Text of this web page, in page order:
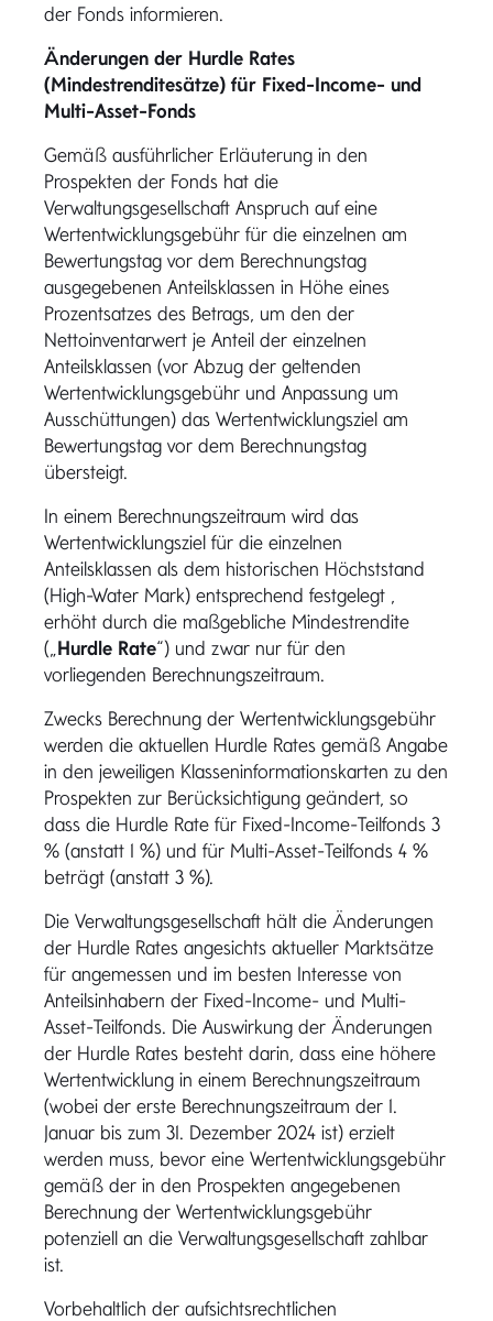
der Fonds informieren.
Änderungen der Hurdle Rates
(Mindestrenditesätze) für Fixed-Income- und
Multi-Asset-Fonds
Gemäß ausführlicher Erläuterung in den
Prospekten der Fonds hat die
Verwaltungsgesellschaft Anspruch auf eine
Wertentwicklungsgebühr für die einzelnen am
Bewertungstag vor dem Berechnungstag
ausgegebenen Anteilsklassen in Höhe eines
Prozentsatzes des Betrags, um den der
Nettoinventarwert je Anteil der einzelnen
Anteilsklassen (vor Abzug der geltenden
Wertentwicklungsgebühr und Anpassung um
Ausschüttungen) das Wertentwicklungsziel am
Bewertungstag vor dem Berechnungstag
übersteigt.
In einem Berechnungszeitraum wird das
Wertentwicklungsziel für die einzelnen
Anteilsklassen als dem historischen Höchststand
(High-Water Mark) entsprechend festgelegt ,
erhöht durch die maßgebliche Mindestrendite
(„ Hurdle Rate“) und zwar nur für den
vorliegenden Berechnungszeitraum.
Zwecks Berechnung der Wertentwicklungsgebühr
werden die aktuellen Hurdle Rates gemäß Angabe
in den jeweiligen Klasseninformationskarten zu den
Prospekten zur Berücksichtigung geändert, so
dass die Hurdle Rate für Fixed-Income-Teilfonds 3
% (anstatt 1 %) und für Multi-Asset-Teilfonds 4 %
beträgt (anstatt 3 %).
Die Verwaltungsgesellschaft hält die Änderungen
der Hurdle Rates angesichts aktueller Marktsätze
für angemessen und im besten Interesse von
Anteilsinhabern der Fixed-Income- und Multi-
Asset-Teilfonds. Die Auswirkung der Änderungen
der Hurdle Rates besteht darin, dass eine höhere
Wertentwicklung in einem Berechnungszeitraum
(wobei der erste Berechnungszeitraum der 1.
Januar bis zum 31. Dezember 2024 ist) erzielt
werden muss, bevor eine Wertentwicklungsgebühr
gemäß der in den Prospekten angegebenen
Berechnung der Wertentwicklungsgebühr
potenziell an die Verwaltungsgesellschaft zahlbar
ist.
Vorbehaltlich der aufsichtsrechtlichen